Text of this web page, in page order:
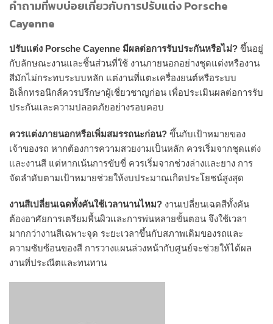
คำถามที่พบบ่อยเกี่ยวกับการปรับแต่ง Porsche
Cayenne
ปรับแต่ง Porsche Cayenne มีผลต่อการรับประกันหรือไม่? ขึ้นอยู่
กับลักษณะงานและชิ้นส่วนที่ใช้ งานภายนอกอย่างชุดแต่งหรืองาน
สีมักไม่กระทบระบบหลัก แต่งานที่แตะเครื่องยนต์หรือระบบ
อิเล็กทรอนิกส์ควรปรึกษาผู้เชี่ยวชาญก่อน เพื่อประเมินผลต่อการรับ
ประกันและความปลอดภัยอย่างรอบคอบ
ควรแต่งภายนอกหรือเพิ่มสมรรถนะก่อน? ขึ้นกับเป้าหมายของ
เจ้าของรถ หากต้องการความสวยงามเป็นหลัก ควรเริ่มจากชุดแต่ง
และงานสี แต่หากเน้นการขับขี่ ควรเริ่มจากช่วงล่างและยาง การ
จัดลำดับตามเป้าหมายช่วยให้งบประมาณเกิดประโยชน์สูงสุด
งานสีเปลี่ยนเฉดทั้งคันใช้เวลานานไหม? งานเปลี่ยนเฉดสีทั้งคัน
ต้องอาศัยการเตรียมพื้นผิวและการพ่นหลายขั้นตอน จึงใช้เวลา
มากกว่างานสีเฉพาะจุด ระยะเวลาขึ้นกับสภาพเดิมของรถและ
ความซับซ้อนของสี การวางแผนล่วงหน้ากับศูนย์จะช่วยให้ได้ผล
งานที่ประณีตและทนทาน